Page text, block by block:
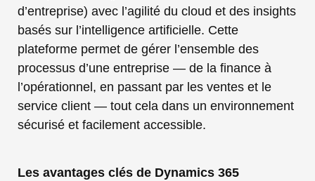
d’entreprise) avec l’agilité du cloud et des insights
basés sur l’intelligence artificielle. Cette
plateforme permet de gérer l’ensemble des
processus d’une entreprise — de la finance à
l’opérationnel, en passant par les ventes et le
service client — tout cela dans un environnement
sécurisé et facilement accessible.
Les avantages clés de Dynamics 365